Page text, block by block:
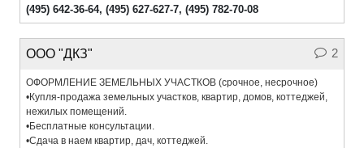
(495) 642-36-64, (495) 627-627-7, (495) 782-70-08
2
ООО "ДКЗ"
ОФОРМЛЕНИЕ ЗЕМЕЛЬНЫХ УЧАСТКОВ (срочное, несрочное)
•Купля-продажа земельных участков, квартир, домов, коттеджей,
нежилых помещений.
•Бесплатные консультации.
•Сдача в наем квартир, дач, коттеджей.